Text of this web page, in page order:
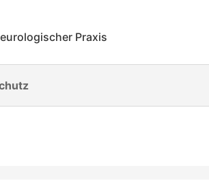
Praxis